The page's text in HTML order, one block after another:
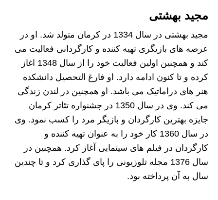
مجید بهشتی
مجید بهشتی در سال 1334 در کرمان متولد شد. او در
عرصه های بازیگری تهیه کننده و کارگردانی فعالیت می
کند و همچنین اولین فعالیت خود را از سال 1348 اغاز
کرده و تا کنون ادامه دارد. او فارغ التحصیل دانشکده
هنر های دراماتیک می باشد. او همچنین در لندن زندگی
می کند. وی در سال 1350 در جشنواره تئاتر کرمان
جایزه بهترین کارگردان و بازیگر مرد را کسب نمود. وی
در سال 1360 کار خود را به عنوان تهیه کننده و
کارگردان در فیلم های سینمایی آغاز کرد. همچنین در
سال 1376 مجله تلوزیونی را پای گذاری کرد و تا چندین
سال به آن پرداخته بود.